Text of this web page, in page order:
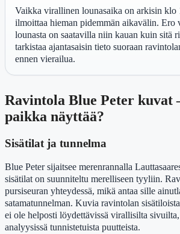
Vaikka virallinen lounasaika on arkisin klo
ilmoittaa hieman pidemmän aikavälin. Ero
lounasta on saatavilla niin kauan kuin sitä
tarkistaa ajantasaisin tieto suoraan
ennen vierailua.
Ravintola Blue Peter kuvat
paikka näyttää?
Sisätilat ja tunnelma
Blue Peter sijaitsee merenrannalla
sisätilat on suunniteltu merelliseen tyyliin.
pursiseuran yhteydessä, mikä antaa sille
satamatunnelman. Kuvia ravintolan
ei ole helposti löydettävissä virallisilta
analyysissä tunnistetuista puutteista.